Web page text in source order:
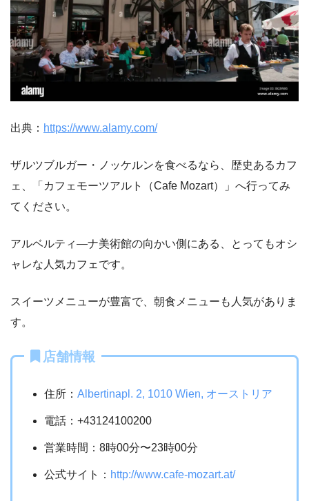
出典： https://www.alamy.com/
ザルツブルガー・ノッケルンを食べるなら、歴史あるカフ
ェ、「カフェモーツアルト（Cafe Mozart）」へ行ってみ
てください。
アルベルティ―ナ美術館の向かい側にある、とってもオシ
ャレな人気カフェです。
スイーツメニューが豊富で、朝食メニューも人気がありま
す。
店舗情報
住所：Albertinapl. 2, 1010 Wien, オーストリア
電話：+43124100200
営業時間：8時00分〜23時00分
公式サイト： http://www.cafe-mozart.at/